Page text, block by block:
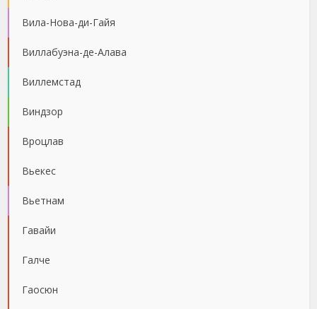
Вила-Нова-ди-Гайя
Виллабуэна-де-Алава
Виллемстад
Виндзор
Вроцлав
Вьекес
Вьетнам
Гавайи
Галче
Гаосюн